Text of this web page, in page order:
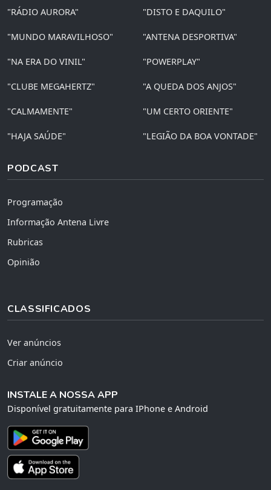
"RÁDIO AURORA" "DISTO E DAQUILO"
"MUNDO MARAVILHOSO" "ANTENA DESPORTIVA"
"NA ERA DO VINIL" "POWERPLAY"
"CLUBE MEGAHERTZ" "A QUEDA DOS ANJOS"
"CALMAMENTE" "UM CERTO ORIENTE"
"HAJA SAÚDE" "LEGIÃO DA BOA VONTADE"
PODCAST
Programação
Informação Antena Livre
Rubricas
Opinião
CLASSIFICADOS
Ver anúncios
Criar anúncio
INSTALE A NOSSA APP
Disponível gratuitamente para IPhone e Android